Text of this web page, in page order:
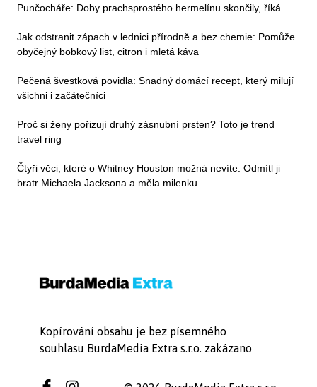
Punčocháře: Doby prachsprostého hermelínu skončily, říká
Jak odstranit zápach v lednici přírodně a bez chemie: Pomůže
obyčejný bobkový list, citron i mletá káva
Pečená švestková povidla: Snadný domácí recept, který milují
všichni i začátečníci
Proč si ženy pořizují druhý zásnubní prsten? Toto je trend
travel ring
Čtyři věci, které o Whitney Houston možná nevíte: Odmítl ji
bratr Michaela Jacksona a měla milenku
Kopírování obsahu je bez písemného
souhlasu BurdaMedia Extra s.r.o. zakázano